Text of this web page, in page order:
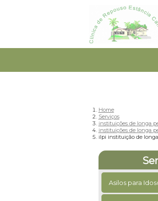
Home
Serviços
instituições de longa
instituições de longa
ilpi instituição de
Asilos para